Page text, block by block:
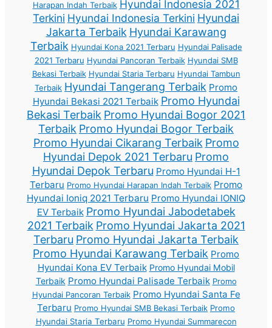
Harapan Indah Terbaik Hyundai Indonesia 2021
Terkini Hyundai Indonesia Terkini Hyundai
Jakarta Terbaik Hyundai Karawang
Terbaik Hyundai Kona 2021 Terbaru Hyundai Palisade
2021 Terbaru Hyundai Pancoran Terbaik Hyundai SMB
Bekasi Terbaik Hyundai Staria Terbaru Hyundai Tambun
Terbaik Hyundai Tangerang Terbaik Promo
Hyundai Bekasi 2021 Terbaik Promo Hyundai
Bekasi Terbaik Promo Hyundai Bogor 2021
Terbaik Promo Hyundai Bogor Terbaik
Promo Hyundai Cikarang Terbaik Promo
Hyundai Depok 2021 Terbaru Promo
Hyundai Depok Terbaru Promo Hyundai H-1
Terbaru Promo Hyundai Harapan Indah Terbaik Promo
Hyundai Ioniq 2021 Terbaru Promo Hyundai IONIQ
EV Terbaik Promo Hyundai Jabodetabek
2021 Terbaik Promo Hyundai Jakarta 2021
Terbaru Promo Hyundai Jakarta Terbaik
Promo Hyundai Karawang Terbaik Promo
Hyundai Kona EV Terbaik Promo Hyundai Mobil
Terbaik Promo Hyundai Palisade Terbaik Promo
Hyundai Pancoran Terbaik Promo Hyundai Santa Fe
Terbaru Promo Hyundai SMB Bekasi Terbaik Promo
Hyundai Staria Terbaru Promo Hyundai Summarecon